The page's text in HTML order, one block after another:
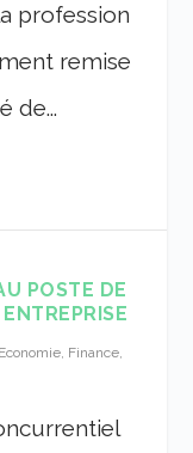
profession
remise
de...
POSTE DE
Economie, Finance,